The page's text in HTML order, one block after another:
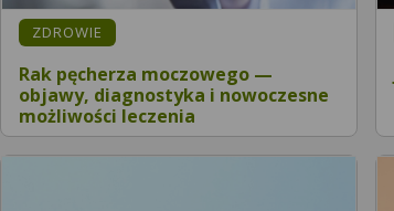
ZDROWIE
Rak pęcherza moczowego —
objawy, diagnostyka i nowoczesne
możliwości leczenia